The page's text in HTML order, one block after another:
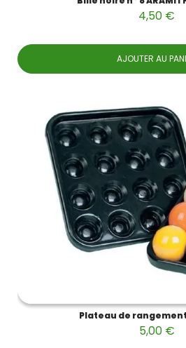
4,50 €
AJOUTER AU
Plateau de
5,00 €